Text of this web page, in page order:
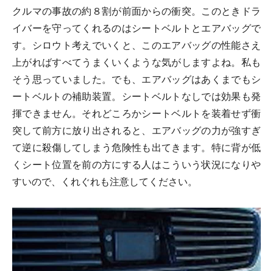
クルマの事故の約８割が前面からの衝突。このときドラ
イバーを守ってくれるのはシートベルトとエアバッグで
す。シロウト考えでいくと、このエアバッグの性能さえ
上がればすべてうまくいくような気がしますよね。私も
そう思っていました。でも、エアバッグはあくまでもシ
ートベルトの補助装置。シートベルトなしでは効果も発
揮できません。それどころかシートベルトを装着せず衝
突して前方に放り出されると、エアバッグの力が強すぎ
て逆に殺傷してしまう危険性も出てきます。特に背が低
くシート位置を前の方にする人はこういう状況になりや
すいので、くれぐれも注意してください。